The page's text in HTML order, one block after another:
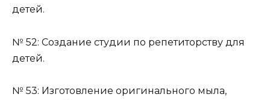
детей.
№ 52: Создание студии по репетиторству для
детей.
№ 53: Изготовление оригинального мыла,